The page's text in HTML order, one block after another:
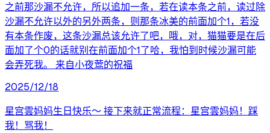
之前那沙漏不允许，所以追加一条，若在读本条之前，读过除
沙漏不允许以外的另外两条，则那条冰美的前面加个1，若没
有本条作废，这条沙漏总该允许了吧，哦，对，猫猫要是在后
面加了个0的话就别在前面加个1了哈，我怕到时候沙漏可能
会弄死我。 来自小夜莺的祝福
2025/12/18
星宫雲妈妈生日快乐～ 接下来就正常流程：星宫雲妈妈！踩
我！骂我！